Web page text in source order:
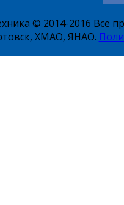
© 2014-2016 Все
ХМАО, ЯНАО.